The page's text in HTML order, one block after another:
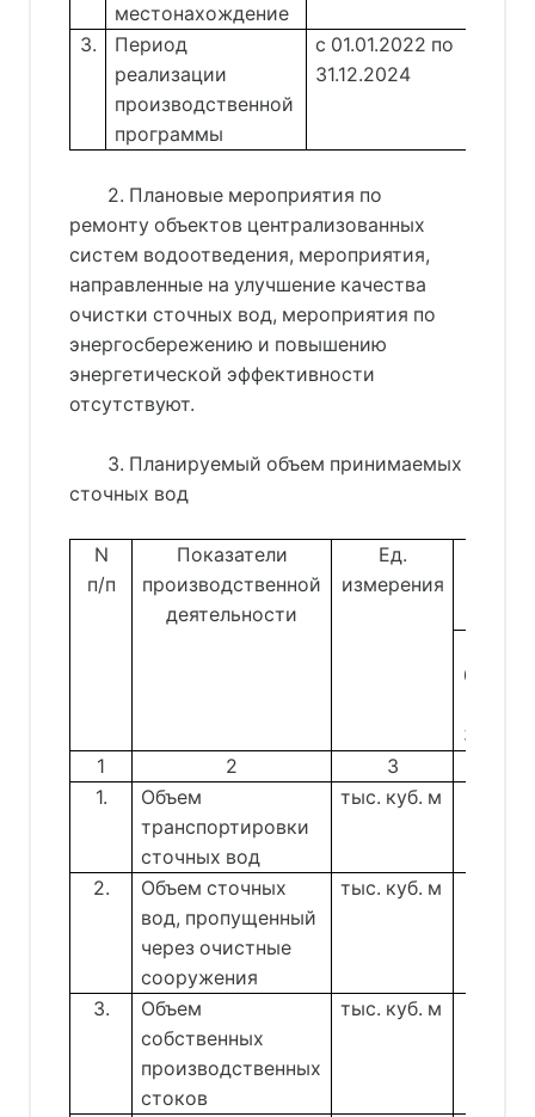
местонахождение
3.
Период
реализации
производственной
программы
с 01.01.2022 по
31.12.2024
2. Плановые мероприятия по
ремонту объектов централизованных
систем водоотведения, мероприятия,
направленные на улучшение качества
очистки сточных вод, мероприятия по
энергосбережению и повышению
энергетической эффективности
отсутствуют.
3. Планируемый объем принимаемых
сточных вод
N
п/п
Показатели
производственной
деятельности
Ед.
измерения
1
2 3
1.
Объем
транспортировки
сточных вод
тыс. куб. м
2.
Объем сточных
вод, пропущенный
через очистные
сооружения
тыс. куб. м
3.
Объем
собственных
производственных
стоков
тыс. куб. м